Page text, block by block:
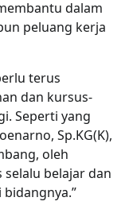
dalam
peluang kerja
terus
dan kursus-
Seperti yang
Sp.KG(K),
oleh
belajar dan